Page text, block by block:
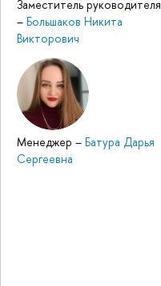
Заместитель руководителя
– Большаков Никита
Викторович
Менеджер – Батура Дарья
Сергеевна